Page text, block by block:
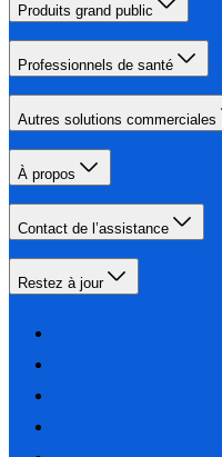
Produits grand public
Professionnels de santé
Autres solutions commerciales
À propos
Contact de l’assistance
Restez à jour